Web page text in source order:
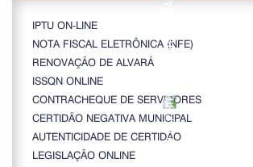
IPTU ON-LINE
NOTA FISCAL ELETRÔNICA (NFE)
RENOVAÇÃO DE ALVARÁ
ISSQN ONLINE
CONTRACHEQUE DE SERVIDORES
CERTIDÃO NEGATIVA MUNICIPAL
AUTENTICIDADE DE CERTIDÃO
LEGISLAÇÃO ONLINE